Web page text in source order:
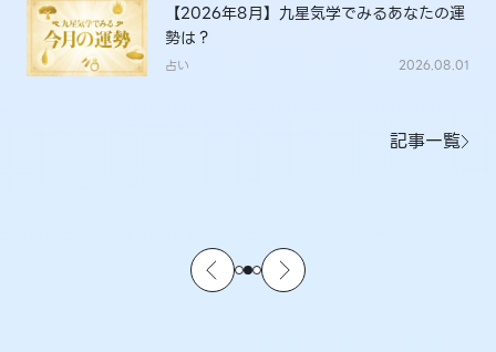
【2026年8月】九星気学でみるあなたの運
勢は？
占い 2026.08.01
記事一覧